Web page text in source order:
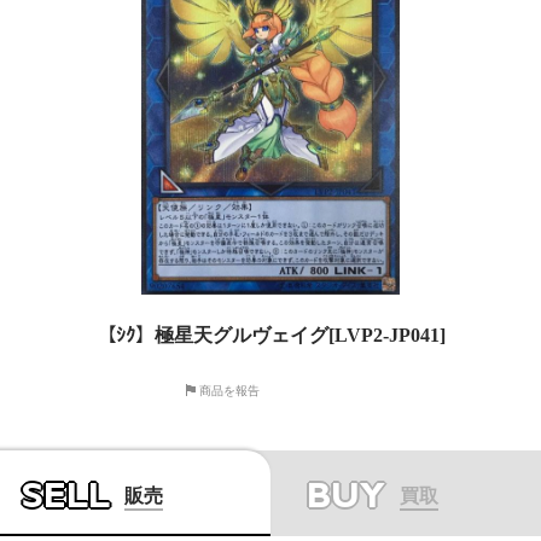
【ｼｸ】極星天グルヴェイグ[LVP2-JP041]
商品を報告
SELL 販売 BUY 買取